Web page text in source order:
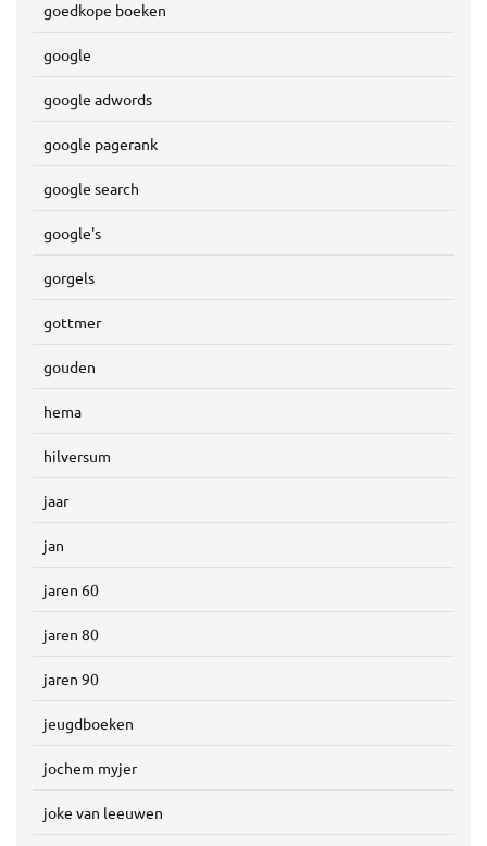
goedkope boeken
google
google adwords
google pagerank
google search
google's
gorgels
gottmer
gouden
hema
hilversum
jaar
jan
jaren 60
jaren 80
jaren 90
jeugdboeken
jochem myjer
joke van leeuwen